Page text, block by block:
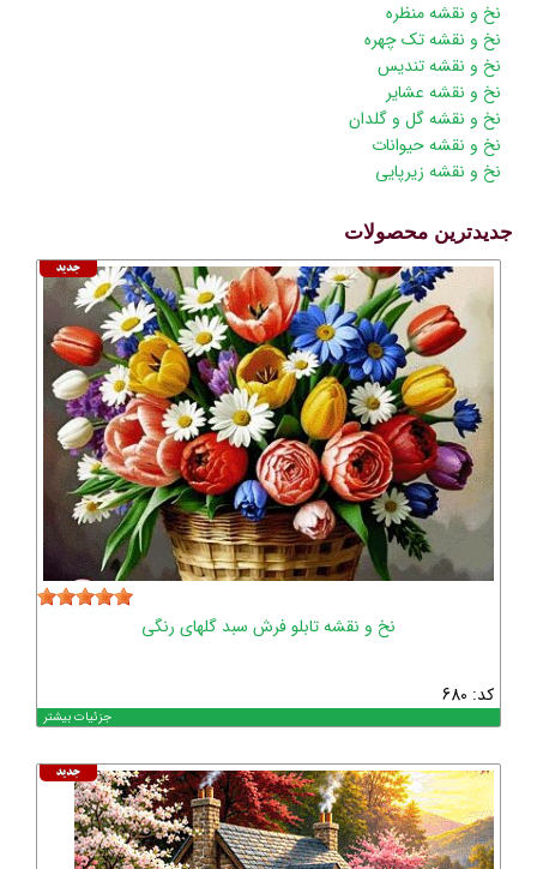
نخ و نقشه منظره
نخ و نقشه تک چهره
نخ و نقشه تندیس
نخ و نقشه عشایر
نخ و نقشه گل و گلدان
نخ و نقشه حیوانات
نخ و نقشه زیرپایی
جدیدترین محصولات
نخ و نقشه تابلو فرش سبد گلهای رنگی
کد: 680
جزئیات بیشتر